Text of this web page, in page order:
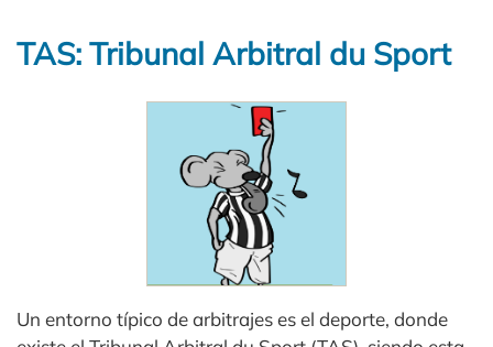
TAS: Tribunal Arbitral du Sport
Un entorno típico de arbitrajes es el deporte, donde